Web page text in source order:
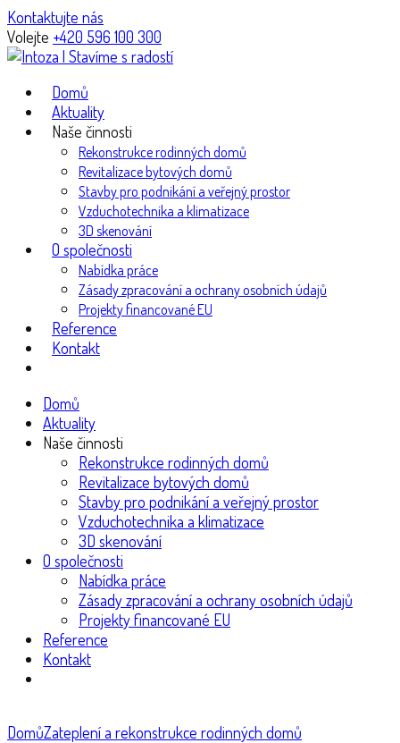
Kontaktujte nás
Volejte +420 596 100 300
Domů
Aktuality
Naše činnosti
Rekonstrukce rodinných domů
Revitalizace bytových domů
Stavby pro podnikání a veřejný prostor
Vzduchotechnika a klimatizace
3D skenování
O společnosti
Nabídka práce
Zásady zpracování a ochrany osobních údajů
Projekty financované EU
Reference
Kontakt
Domů
Aktuality
Naše činnosti
Rekonstrukce rodinných domů
Revitalizace bytových domů
Stavby pro podnikání a veřejný prostor
Vzduchotechnika a klimatizace
3D skenování
O společnosti
Nabídka práce
Zásady zpracování a ochrany osobních údajů
Projekty financované EU
Reference
Kontakt
DomůZateplení a rekonstrukce rodinných domů